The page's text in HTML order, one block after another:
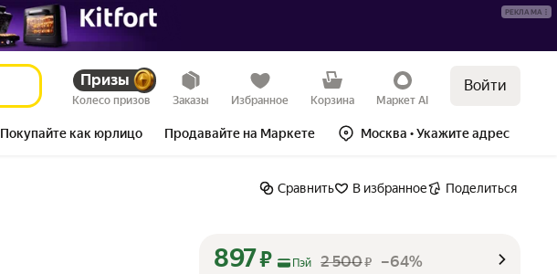
Призы
Колесо призов Заказы Избранное Корзина Маркет AI
Войти
Покупайте как юрлицо Продавайте на Маркете Москва • Укажите адрес
РЕКЛАМА
Сравнить В избранное Поделиться
897₽ Пэй 2 500₽ –64%
2 500₽ –64% Купить сейчас В корзину